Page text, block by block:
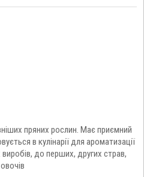
пряних рослин. Має приємний
в кулінарії для ароматизації
до перших, других страв,